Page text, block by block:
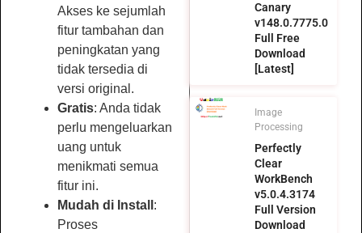
Akses ke sejumlah
fitur tambahan dan
peningkatan yang
tidak tersedia di
versi original.
Gratis: Anda tidak
perlu mengeluarkan
uang untuk
menikmati semua
fitur ini.
Mudah di Install :
Proses
Canary
v148.0.7775.0
Full Free
Download
[Latest]
Image
Processing
Perfectly
Clear
WorkBench
v5.0.4.3174
Full Version
Download